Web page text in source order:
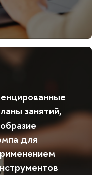
занятий,
для